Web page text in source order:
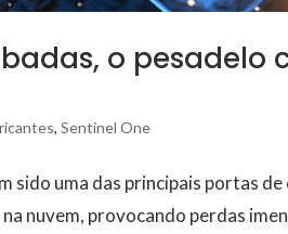
o pesadelo
,Sentinel One
sido uma das principais portas
nuvem, provocando perdas